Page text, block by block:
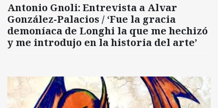
Antonio Gnoli: Entrevista a Alvar
González-Palacios / ‘Fue la gracia
demoníaca de Longhi la que me hechizó
y me introdujo en la historia del arte’